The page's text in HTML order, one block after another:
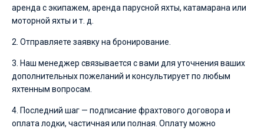
аренда с экипажем, аренда парусной яхты, катамарана или
моторной яхты и т. д.
2. Отправляете заявку на бронирование.
3. Наш менеджер связывается с вами для уточнения ваших
дополнительных пожеланий и консультирует по любым
яхтенным вопросам.
4. Последний шаг — подписание фрахтового договора и
оплата лодки, частичная или полная. Оплату можно